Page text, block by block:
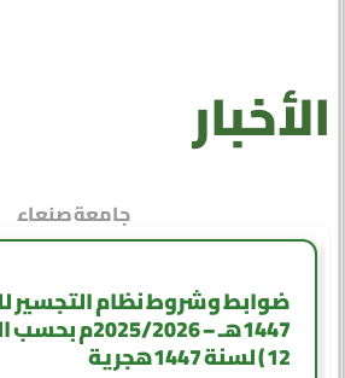
الأخبار
جامعة صنعاء
ضوابط وشروط نظام التجسير
1447هـ – 2025/
12 ) لسنة 1447هجرية